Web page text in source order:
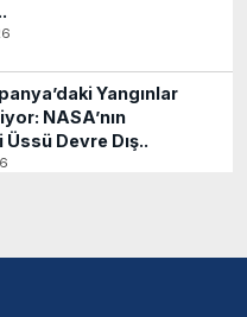
Yangınlar
NASA’nın
Üssü Devre Dış..